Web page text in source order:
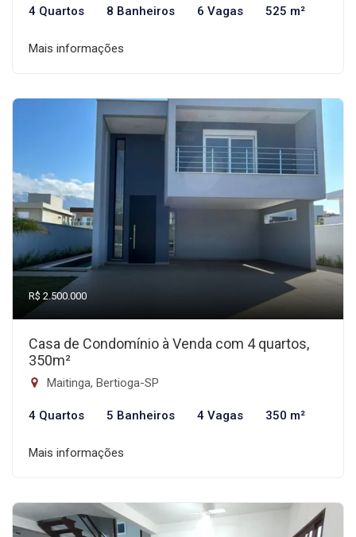
4 Quartos 8 Banheiros 6 Vagas 525 m²
Mais informações
R$ 2.500.000
Casa de Condomínio à Venda com 4 quartos,
350m²
Maitinga, Bertioga-SP
4 Quartos 5 Banheiros 4 Vagas 350 m²
Mais informações